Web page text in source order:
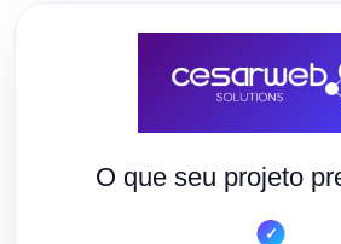
O que seu projeto